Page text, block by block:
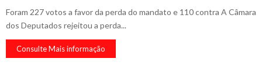
Foram 227 votos a favor da perda do mandato e 110 contra A Câmara
dos Deputados rejeitou a perda...
Consulte Mais informação